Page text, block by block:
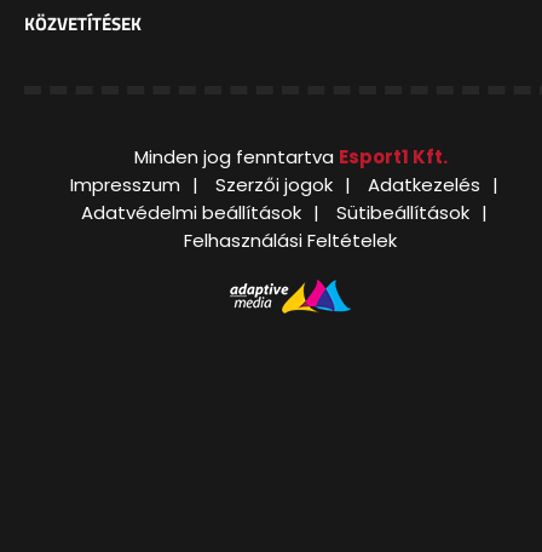
KÖZVETÍTÉSEK
Minden jog fenntartva Esport1 Kft.
Impresszum
Szerzői jogok
Adatkezelés
Adatvédelmi beállítások
Sütibeállítások
Felhasználási Feltételek